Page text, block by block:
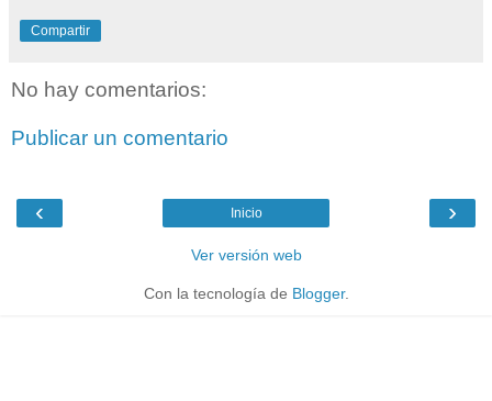
Compartir
No hay comentarios:
Publicar un comentario
‹ ›
Inicio
Ver versión web
Con la tecnología de Blogger.